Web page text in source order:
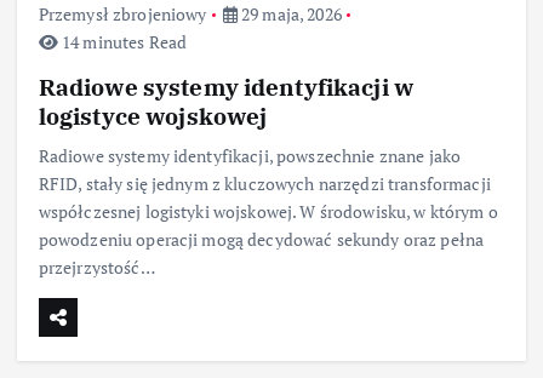
Przemysł zbrojeniowy
29 maja, 2026
14 minutes Read
Radiowe systemy identyfikacji w
logistyce wojskowej
Radiowe systemy identyfikacji, powszechnie znane jako
RFID, stały się jednym z kluczowych narzędzi transformacji
współczesnej logistyki wojskowej. W środowisku, w którym o
powodzeniu operacji mogą decydować sekundy oraz pełna
przejrzystość…